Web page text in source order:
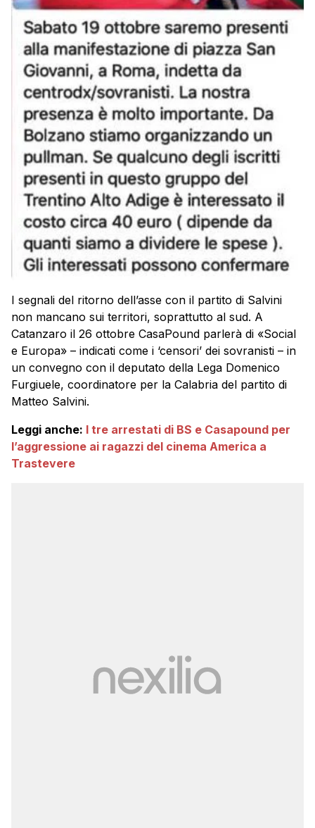
I segnali del ritorno dell’asse con il partito di Salvini
non mancano sui territori, soprattutto al sud. A
Catanzaro il 26 ottobre CasaPound parlerà di «Social
e Europa» – indicati come i ‘censori’ dei sovranisti – in
un convegno con il deputato della Lega Domenico
Furgiuele, coordinatore per la Calabria del partito di
Matteo Salvini.
Leggi anche: I tre arrestati di BS e Casapound per
l’aggressione ai ragazzi del cinema America a
Trastevere